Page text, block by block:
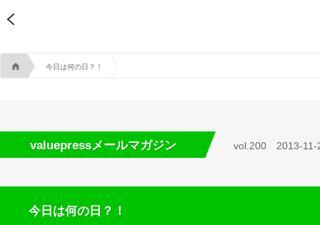
A 今日は何の日？！
valuepressメールマガジン vol.200 2013-11-
今日は何の日？！